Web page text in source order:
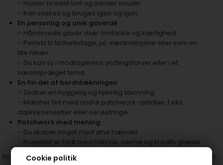
Cookie politik
– Holder brødet lunt og samler smuler
– Kan vaskes og bruges igen og igen
En personlig og unik gaveidé
– Håndsyede gaver viser omtanke og kærlighed
– Perfekt til fødselsdage, jul, værtindegave eller som en
lille hilsen
– Du kan sy i modtagerens yndlingsfarver eller i et
sæsonpræget tema
En fin del af borddækningen
– Skaber en hyggelig og hjemlig stemning
– Matcher fint med andre patchwork-detaljer, f.eks.
dækkeservietter eller servietringe
Patchwork med mening
– Du skaber noget med dine hænder
– Projektet er fyldt med historie, varme og kreativ glæde
En håndsyet brødbakkeserviet er ikke bare et lille stykke stof – det